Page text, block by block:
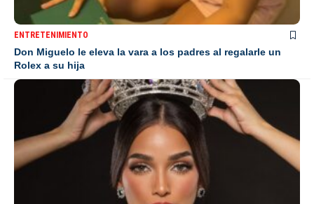
ENTRETENIMIENTO
Don Miguelo le eleva la vara a los padres al regalarle un
Rolex a su hija